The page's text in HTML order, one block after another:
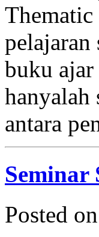
buku
hanyalah
antara
Seminar
Posted on